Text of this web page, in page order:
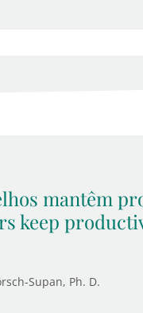
mantêm
keep
Supan, Ph. D.